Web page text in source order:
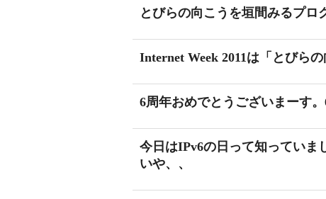
とびらの向こうを垣間みるプロ
Internet Week 2011は「とびらの
6周年おめでとうございまーす
今日はIPv6の日って知ってい
いや、、